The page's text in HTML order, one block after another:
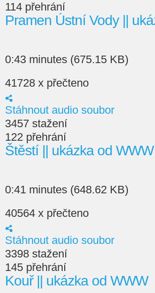
114 přehrání
Pramen Ústní Vody ||
0:43 minutes (675.15 KB)
41728 x přečteno
Stáhnout audio soubor
3457 stažení
122 přehrání
Štěstí || ukázka od WWW
0:41 minutes (648.62 KB)
40564 x přečteno
Stáhnout audio soubor
3398 stažení
145 přehrání
Kouř || ukázka od WWW